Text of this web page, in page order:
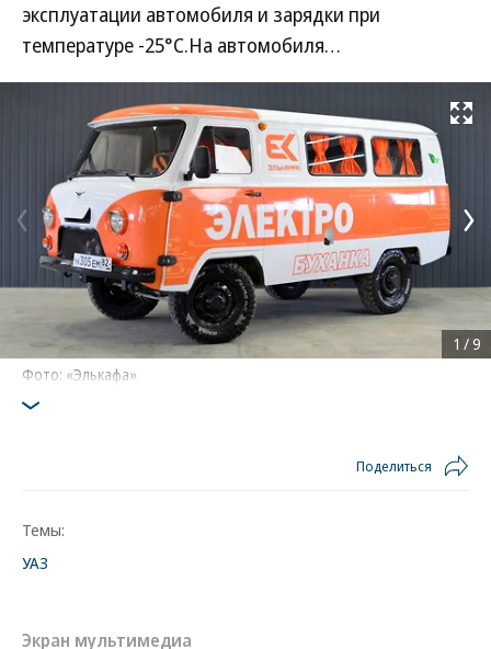
эксплуатации автомобиля и зарядки при
температуре -25°C.На автомобиля…
Развернуть
Фото: «Элькафа»
1 /9
Поделиться
Темы:
УАЗ
Экран мультимедиа